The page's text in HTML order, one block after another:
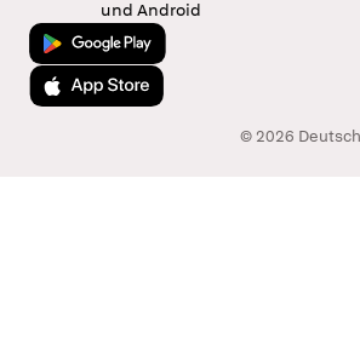
und Android
Jetzt bei Google Play
Laden im App Store
© 2026